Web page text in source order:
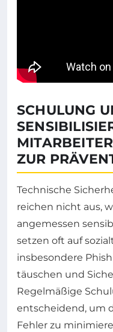
SCHULUNG
ZUR
Technische
reichen nicht aus,
angemessen
setzen oft auf
insbesondere
täuschen und
Regelmäßige
entscheidend, um
Fehler zu